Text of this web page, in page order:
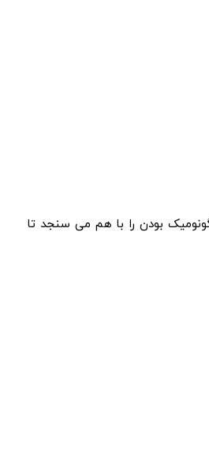
بودن را با هم می سنجد تا